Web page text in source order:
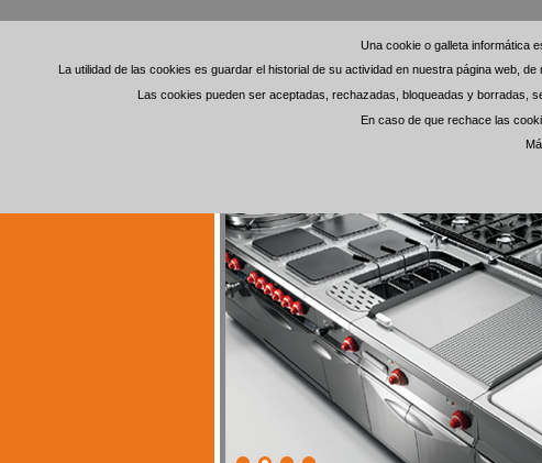
Una cookie o galleta informática
La utilidad de las cookies es guardar el historial de su actividad en nuestra página web,
Las cookies pueden ser aceptadas, rechazadas, bloqueadas y borradas,
En caso de que rechace las
Una cookie o galleta informática
La utilidad de las cookies es guardar el historial de su actividad en nuestra página web,
Las cookies pueden ser aceptadas, rechazadas, bloqueadas y borradas,
En caso de que rechace las